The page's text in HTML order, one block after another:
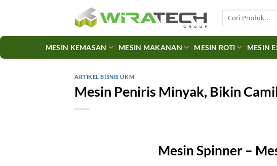
Search
MESIN KEMASAN MESIN MAKANAN MESIN ROTI MESIN
ARTIKEL BISNIS UKM
Mesin Peniris Minyak, Bikin
Mesin Spinner –